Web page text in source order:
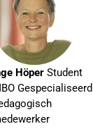
Höper Student
Gespecialiseerd